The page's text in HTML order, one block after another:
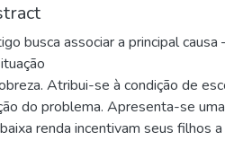
busca associar a principal
Atribui-se à condição de
do problema. Apresenta-se
renda incentivam seus filhos